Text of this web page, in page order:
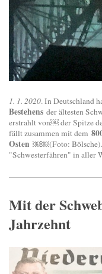
1. 1. 2020. In Deutschland
Bestehens der ältesten
erstrahlt von￼ der Spitze
fällt zusammen mit dem
Osten ￼￼(Foto: Bölsche).
"Schwesterfähren" in aller
Mit der
Jahrzehnt